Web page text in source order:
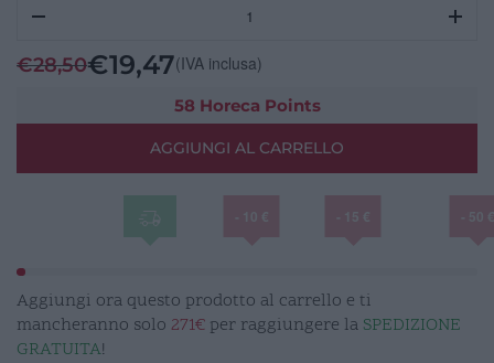
cerchio
Ø
H
Inox
€28,50€19,47(IVA inclusa)
58 Horeca Points
AGGIUNGI AL CARRELLO
Aggiungi ora questo prodotto al carrello e ti
mancheranno solo 271€ per raggiungere la SPEDIZIONE
GRATUITA!